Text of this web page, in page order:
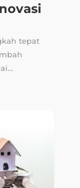
tepat